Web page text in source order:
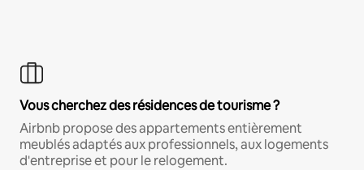
Vous cherchez des résidences de tourisme ?
Airbnb propose des appartements entièrement
meublés adaptés aux professionnels, aux logements
d'entreprise et pour le relogement.